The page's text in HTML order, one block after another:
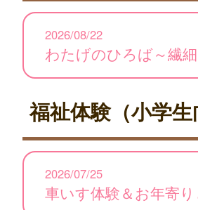
2026/08/22
わたげのひろば～繊
福祉体験（小学生
2026/07/25
車いす体験＆お年寄